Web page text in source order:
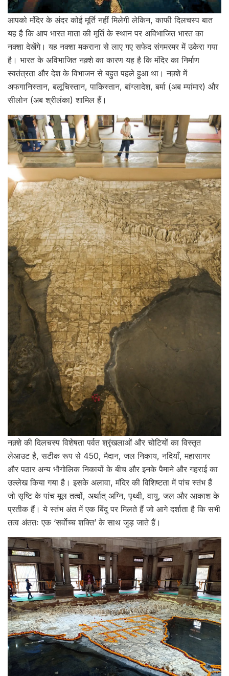
आपको मंदिर के अंदर कोई मूर्ति नहीं मिलेगी लेकिन, काफी दिलचस्प बात
यह है कि आप भारत माता की मूर्ति के स्थान पर अविभाजित भारत का
नक्शा देखेंगे। यह नक्शा मकराना से लाए गए सफेद संगमरमर में उकेरा गया
है। भारत के अविभाजित नक़्शे का कारण यह है कि मंदिर का निर्माण
स्वतंत्रता और देश के विभाजन से बहुत पहले हुआ था। नक़्शे में
अफगानिस्तान, बलूचिस्तान, पाकिस्तान, बांग्लादेश, बर्मा (अब म्यांमार) और
सीलोन (अब श्रीलंका) शामिल हैं।
नक़्शे की दिलचस्प विशेषता पर्वत श्रृंखलाओं और चोटियों का विस्तृत
लेआउट है, सटीक रूप से 450, मैदान, जल निकाय, नदियाँ, महासागर
और पठार अन्य भौगोलिक निकायों के बीच और इनके पैमाने और गहराई का
उल्लेख किया गया है। इसके अलावा, मंदिर की विशिष्टता में पांच स्तंभ हैं
जो सृष्टि के पांच मूल तत्वों, अर्थात् अग्नि, पृथ्वी, वायु, जल और आकाश के
प्रतीक हैं। ये स्तंभ अंत में एक बिंदु पर मिलते हैं जो आगे दर्शाता है कि सभी
तत्व अंततः एक ‘सर्वोच्च शक्ति’ के साथ जुड़ जाते हैं।